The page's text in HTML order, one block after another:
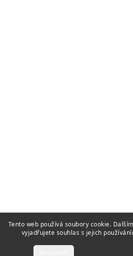
Tento web používá soubory cookie.
vyjadřujete souhlas s jejich